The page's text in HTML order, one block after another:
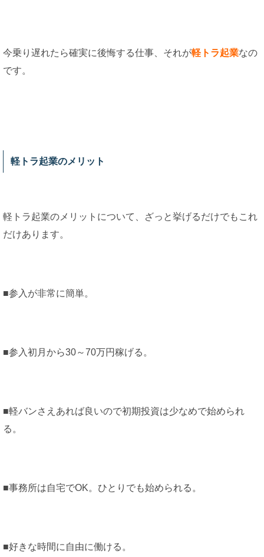
今乗り遅れたら確実に後悔する仕事、それが軽トラ起業なの
です。
軽トラ起業のメリット
軽トラ起業のメリットについて、ざっと挙げるだけでもこれ
だけあります。
■参入が非常に簡単。
■参入初月から30～70万円稼げる。
■軽バンさえあれば良いので初期投資は少なめで始められ
る。
■事務所は自宅でOK。ひとりでも始められる。
■好きな時間に自由に働ける。